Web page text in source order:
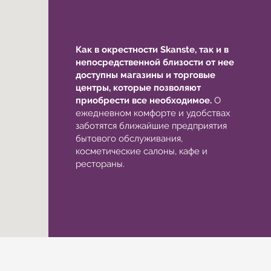
Как в окрестности Skanste, так и в
непосредственной близости от нее
доступны магазины и торговые
центры, которые позволяют
приобрести все необходимое. О
ежедневном комфорте и удобствах
заботятся ближайшие предприятия
бытового обслуживания,
косметические салоны, кафе и
рестораны.